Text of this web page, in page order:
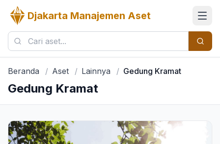
Djakarta Manajemen Aset
Beranda / Aset / Lainnya / Gedung Kramat
Gedung Kramat